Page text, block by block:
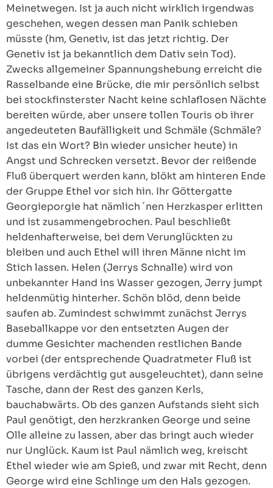
Meinetwegen. Ist ja auch nicht wirklich irgendwas
geschehen, wegen dessen man Panik schieben
müsste (hm, Genetiv, ist das jetzt richtig. Der
Genetiv ist ja bekanntlich dem Dativ sein Tod).
Zwecks allgemeiner Spannungshebung erreicht die
Rasselbande eine Brücke, die mir persönlich selbst
bei stockfinsterster Nacht keine schlaflosen Nächte
bereiten würde, aber unsere tollen Touris ob ihrer
angedeuteten Baufälligkeit und Schmäle (Schmäle?
Ist das ein Wort? Bin wieder unsicher heute) in
Angst und Schrecken versetzt. Bevor der reißende
Fluß überquert werden kann, blökt am hinteren Ende
der Gruppe Ethel vor sich hin. Ihr Göttergatte
Georgieporgie hat nämlich ´nen Herzkasper erlitten
und ist zusammengebrochen. Paul beschließt
heldenhafterweise, bei dem Verunglückten zu
bleiben und auch Ethel will ihren Männe nicht im
Stich lassen. Helen (Jerrys Schnalle) wird von
unbekannter Hand ins Wasser gezogen, Jerry jumpt
heldenmütig hinterher. Schön blöd, denn beide
saufen ab. Zumindest schwimmt zunächst Jerrys
Baseballkappe vor den entsetzten Augen der
dumme Gesichter machenden restlichen Bande
vorbei (der entsprechende Quadratmeter Fluß ist
übrigens verdächtig gut ausgeleuchtet), dann seine
Tasche, dann der Rest des ganzen Kerls,
bauchabwärts. Ob des ganzen Aufstands sieht sich
Paul genötigt, den herzkranken George und seine
Olle alleine zu lassen, aber das bringt auch wieder
nur Unglück. Kaum ist Paul nämlich weg, kreischt
Ethel wieder wie am Spieß, und zwar mit Recht, denn
George wird eine Schlinge um den Hals gezogen.